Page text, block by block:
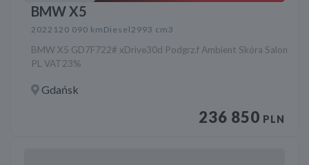
BMW X5
2022 120 090 km Diesel2993 cm3
BMW X5 GD7F722# xDrive30d Podgrz.f Ambient Skóra Salon
PL VAT23%
Gdańsk
236 850 PLN